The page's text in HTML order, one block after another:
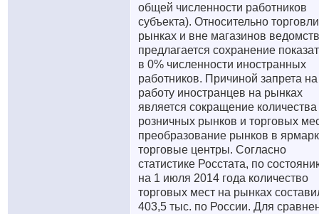
общей численности работников
субъекта). Относительно
рынках и вне магазинов
предлагается сохранение
в 0% численности иностранных
работников. Причиной запрета на
работу иностранцев на рынках
является сокращение количества
розничных рынков и торговых
преобразование рынков в
торговые центры. Согласно
статистике Росстата, по
на 1 июля 2014 года количество
торговых мест на рынках
403,5 тыс. по России. Для